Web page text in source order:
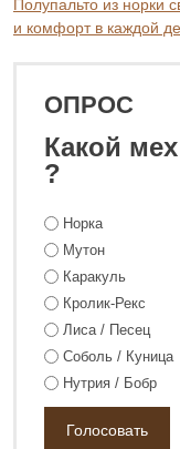
Полупальто из норки
и комфорт в каждой
ОПРОС
Какой
?
Норка
Мутон
Каракуль
Кролик-Рекс
Лиса / Песец
Соболь / Куница
Нутрия / Бобр